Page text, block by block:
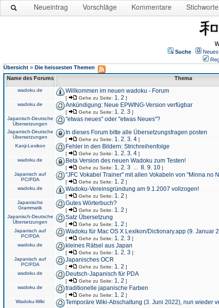
Neueintrag Vorschläge Kommentare Stichworte
Suche
Übersicht » Die heissesten Themen
Name des Forums
Thema
wadoku.de Willkommen im neuen wadoku - Forum
[ Gehe zu Seite: 1 2 ]
wadoku.de
Ankündigung: Neue EPWING-Version verfügbar
[ Gehe zu Seite: 1 2 3 ]
Japanisch-Deutsche
Übersetzungen
"etwas neues" oder "etwas Neues"?
Japanisch-Deutsche
Übersetzungen
In dieses Forum bitte alle Übersetzungsfragen posten
[ Gehe zu Seite: 1 2 3 4 ]
Kanji-Lexikon
Fehler in den Bildern: Strichreihenfolge
[ Gehe zu Seite: 1 2 3 4 ]
wadoku.de
Beta Version des neuen Wadoku zum Testen!
[ Gehe zu Seite: 1 2 3 8 9 10 ]
Japanisch auf
PC/PDA
"JFC Vokabel Trainer" mit allen Vokabeln von "Minna no
[ Gehe zu Seite: 1 2 ]
wadoku.de
Wadoku-Vereinsgründung am 9.1.2007 vollzogen!
[ Gehe zu Seite: 1 2 ]
Japanische
Grammatik
Gutes Wörterbuch?
[ Gehe zu Seite: 1 2 ]
Japanisch-Deutsche
Übersetzungen
Satz Übersetzung
[ Gehe zu Seite: 1 2 ]
Japanisch auf
PC/PDA
Wadoku für Mac OS X Lexikon/Dictionary.app (9. Januar
[ Gehe zu Seite: 1 2 3 ]
wadoku.de
kleines Rätsel aus Japan
[ Gehe zu Seite: 1 2 3 ]
Japanisch auf
PC/PDA
Japanisches OCR
[ Gehe zu Seite: 1 2 ]
wadoku.de
Deutsch-Japanisch für PDA
[ Gehe zu Seite: 1 2 ]
wadoku.de
traditionelle japanische Farben
[ Gehe zu Seite: 1 2 ]
Wadoku-Wiki
Temporäre Wiki-Abschaltung (3. Juni 2022), nun wieder